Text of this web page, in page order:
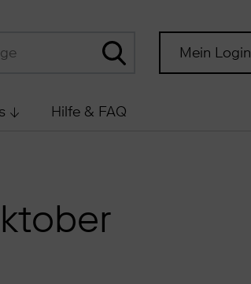
Mein Login
Hilfe & FAQ